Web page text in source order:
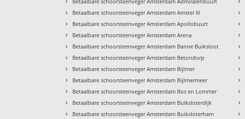
› Betaalbare schoorsteenveger Amsterdam Amstel III
› Betaalbare schoorsteenveger Amsterdam Apollobuurt
› Betaalbare schoorsteenveger Amsterdam Arena
› Betaalbare schoorsteenveger Amsterdam Banne Buiksloot
› Betaalbare schoorsteenveger Amsterdam Betondorp
› Betaalbare schoorsteenveger Amsterdam Bijlmer
› Betaalbare schoorsteenveger Amsterdam Bijlmermeer
› Betaalbare schoorsteenveger Amsterdam Bos en Lommer
› Betaalbare schoorsteenveger Amsterdam Buiksloterdijk
› Betaalbare schoorsteenveger Amsterdam Buiksloterham
›
›
›
›
›
›
›
›
›
›